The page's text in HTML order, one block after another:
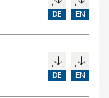
DE EN
DE EN